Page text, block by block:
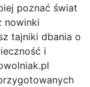
poznać świat
nowinki
tajniki dbania o
i